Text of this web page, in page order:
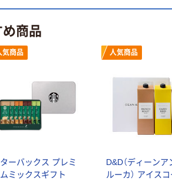
商品
気商品
ーバックス プレミ
ミックスギフト
人気商品
D&D（ディーンア
ルーカ） アイス